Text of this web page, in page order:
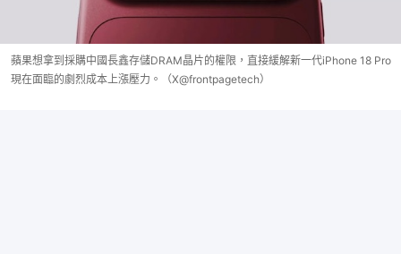
蘋果想拿到採購中國長鑫存儲DRAM晶片的權限，直接緩解新一代iPhone 18 Pro
現在面臨的劇烈成本上漲壓力。（X@frontpagetech）